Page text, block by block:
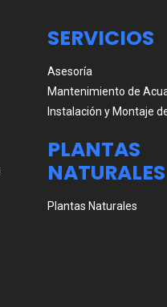
SERVICIOS
Asesoría
Mantenimiento de
Instalación y Montaje
PLANTAS
NATURALES
Plantas Naturales